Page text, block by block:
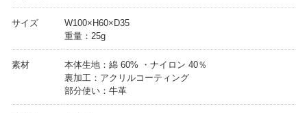
サイズ
W100×H60×D35
重量：25g
素材
本体生地：綿 60% ・ナイロン 40％
裏加工：アクリルコーティング
部分使い：牛革